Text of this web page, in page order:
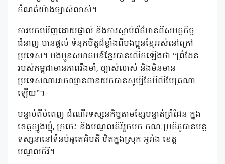
កំណត់យ៉ាងច្បាស់លាស់។
ការមកឃើញដោយផ្ទាល់ និងការស្ដាប់ព័ត៌មានពីសមត្ថកិច្ច
ជំនាញ បានផ្តល់ ទំនុកចិត្តដ៏ខ្លាំងពីបងប្អូនខ្មែររស់នៅក្រៅ
ប្រទេស។ បងប្អូនសហគមន៍ខ្មែរបានលើកឡើងថា “ព្រំដែន
របស់កម្ពុជាមានភាពរឹងមាំ, ច្បាស់លាស់ និងមិនមាន
ប្រទេសណាអាចឈ្លានពានយកបានសូម្បីតែមីលីមែត្រណា
ឡើយ”។
បន្ទាប់ពីបំពេញ ដំណើរទស្សនកិច្ចតាមខ្សែបន្ទាត់ព្រំដែន ក្នុង
ខេត្តត្បូងឃ្មុំ, ក្រចេះ និងមណ្ឌលគិរីរួចមក គណៈប្រតិភូបានបន្ត
ទស្សនានៅទំនប់អូតេធិបតី ឋិតក្នុងស្រុក អូរាំង ខេត្ត
មណ្ឌលគិរី។